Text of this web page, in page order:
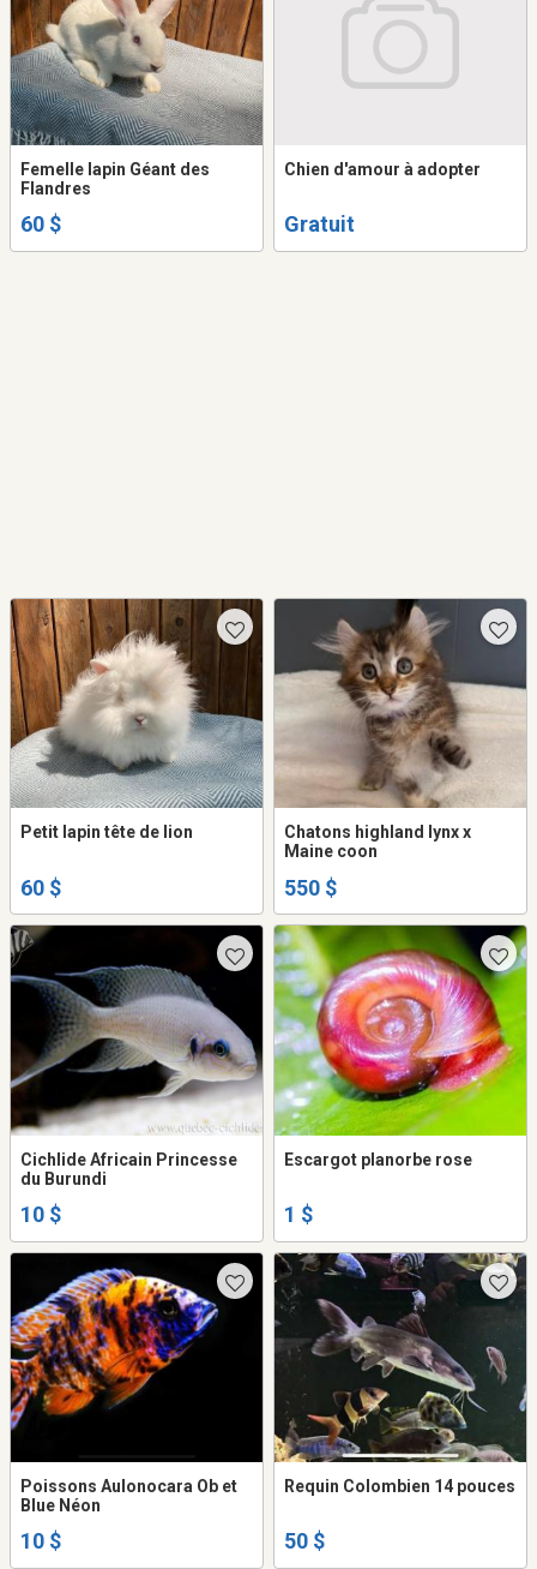
Femelle lapin Géant des
Flandres
60 $
Chien d'amour à adopter
Gratuit
Petit lapin tête de lion
60 $
Chatons highland lynx x
Maine coon
550 $
Cichlide Africain Princesse
du Burundi
10 $
Escargot planorbe rose
1 $
Poissons Aulonocara Ob et
Blue Néon
10 $
Requin Colombien 14 pouces
50 $